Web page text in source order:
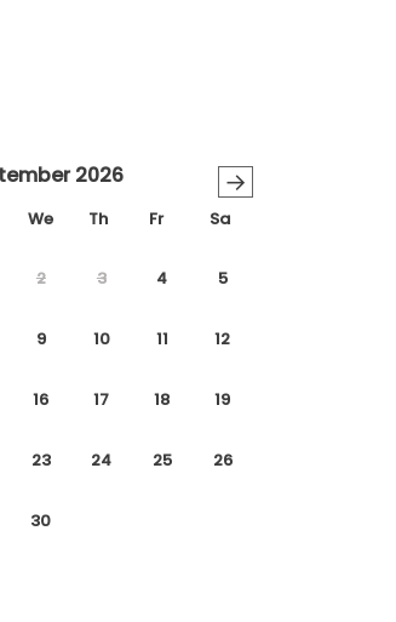
→
2026
We Th Fr Sa
2 3 4 5
9 10 11 12
16 17 18 19
23 24 25 26
30